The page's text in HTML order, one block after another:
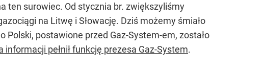
ten surowiec. Od stycznia br. zwiększyliśmy
na Litwę i Słowację. Dziś możemy śmiało
postawione przed Gaz-System-em, zostało
pełnił funkcję prezesa Gaz-System.